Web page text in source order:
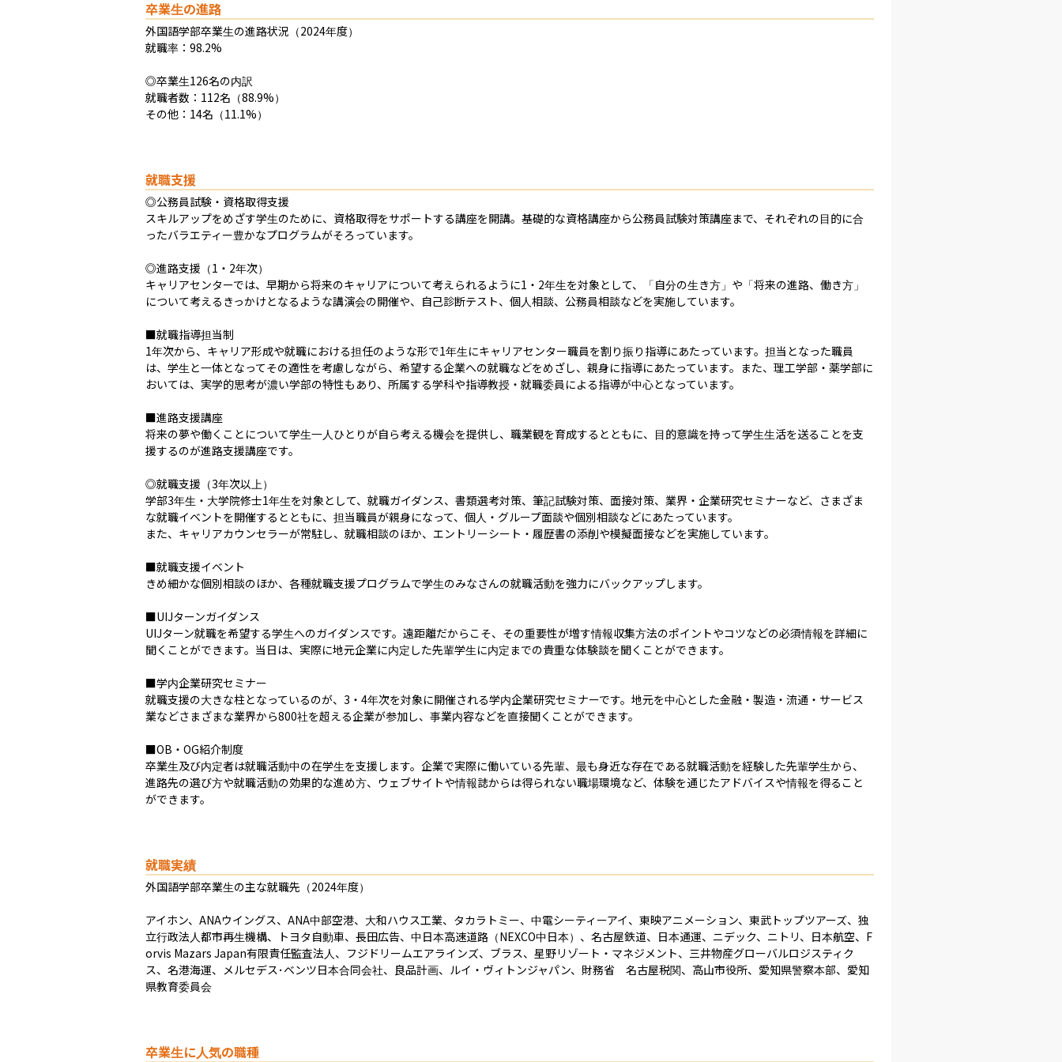
卒業生の進路
外国語学部卒業生の進路状況（2024年度）
就職率：98.2%
◎卒業生126名の内訳
就職者数：112名（88.9%）
その他：14名（11.1%）
就職支援
◎公務員試験・資格取得支援
スキルアップをめざす学生のために、資格取得をサポートする講座を開講。基礎的な資格講座から公務員試験対策講座まで、それぞれの目的に合
ったバラエティー豊かなプログラムがそろっています。
◎進路支援（1・2年次）
キャリアセンターでは、早期から将来のキャリアについて考えられるように1・2年生を対象として、「自分の生き方」や「将来の進路、働き方」
について考えるきっかけとなるような講演会の開催や、自己診断テスト、個人相談、公務員相談などを実施しています。
■就職指導担当制
1年次から、キャリア形成や就職における担任のような形で1年生にキャリアセンター職員を割り振り指導にあたっています。担当となった職員
は、学生と一体となってその適性を考慮しながら、希望する企業への就職などをめざし、親身に指導にあたっています。また、理工学部・薬学部に
おいては、実学的思考が濃い学部の特性もあり、所属する学科や指導教授・就職委員による指導が中心となっています。
■進路支援講座
将来の夢や働くことについて学生一人ひとりが自ら考える機会を提供し、職業観を育成するとともに、目的意識を持って学生生活を送ることを支
援するのが進路支援講座です。
◎就職支援（3年次以上）
学部3年生・大学院修士1年生を対象として、就職ガイダンス、書類選考対策、筆記試験対策、面接対策、業界・企業研究セミナーなど、さまざま
な就職イベントを開催するとともに、担当職員が親身になって、個人・グループ面談や個別相談などにあたっています。
また、キャリアカウンセラーが常駐し、就職相談のほか、エントリーシート・履歴書の添削や模擬面接などを実施しています。
■就職支援イベント
きめ細かな個別相談のほか、各種就職支援プログラムで学生のみなさんの就職活動を強力にバックアップします。
■UIJターンガイダンス
UIJターン就職を希望する学生へのガイダンスです。遠距離だからこそ、その重要性が増す情報収集方法のポイントやコツなどの必須情報を詳細に
聞くことができます。当日は、実際に地元企業に内定した先輩学生に内定までの貴重な体験談を聞くことができます。
■学内企業研究セミナー
就職支援の大きな柱となっているのが、3・4年次を対象に開催される学内企業研究セミナーです。地元を中心とした金融・製造・流通・サービス
業などさまざまな業界から800社を超える企業が参加し、事業内容などを直接聞くことができます。
■OB・OG紹介制度
卒業生及び内定者は就職活動中の在学生を支援します。企業で実際に働いている先輩、最も身近な存在である就職活動を経験した先輩学生から、
進路先の選び方や就職活動の効果的な進め方、ウェブサイトや情報誌からは得られない職場環境など、体験を通じたアドバイスや情報を得ること
ができます。
就職実績
外国語学部卒業生の主な就職先（2024年度）
アイホン、ANAウイングス、ANA中部空港、大和ハウス工業、タカラトミー、中電シーティーアイ、東映アニメーション、東武トップツアーズ、独
立行政法人都市再生機構、トヨタ自動車、長田広告、中日本高速道路（NEXCO中日本）、名古屋鉄道、日本通運、ニデック、ニトリ、日本航空、F
orvis Mazars Japan有限責任監査法人、フジドリームエアラインズ、ブラス、星野リゾート・マネジメント、三井物産グローバルロジスティク
ス、名港海運、メルセデス･ベンツ日本合同会社、良品計画、ルイ・ヴィトンジャパン、財務省　名古屋税関、高山市役所、愛知県警察本部、愛知
県教育委員会
卒業生に人気の職種